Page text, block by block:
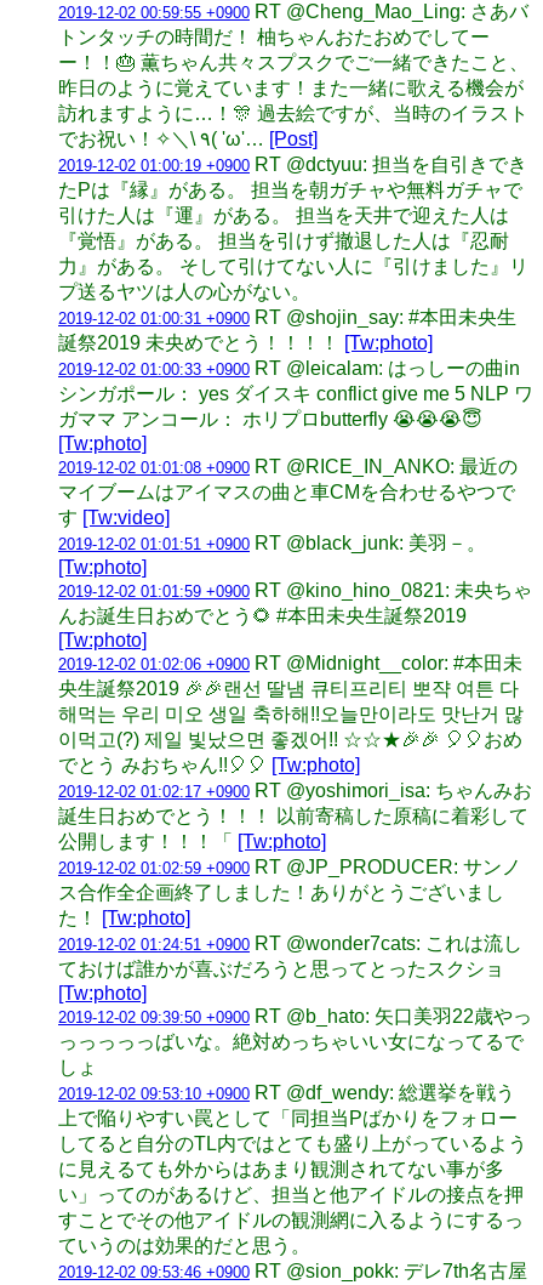
2019-12-02 00:59:55 +0900 RT @Cheng_Mao_Ling: さあバ
トンタッチの時間だ！ 柚ちゃんおたおめでしてー
ー！！🎂 薫ちゃん共々スプスクでご一緒できたこと、
昨日のように覚えています！また一緒に歌える機会が
訪れますように…！🎊 過去絵ですが、当時のイラスト
でお祝い！✧＼\ ٩( 'ω'… [Post]
2019-12-02 01:00:19 +0900 RT @dctyuu: 担当を自引きでき
たPは『縁』がある。 担当を朝ガチャや無料ガチャで
引けた人は『運』がある。 担当を天井で迎えた人は
『覚悟』がある。 担当を引けず撤退した人は『忍耐
力』がある。 そして引けてない人に『引けました』リ
プ送るヤツは人の心がない。
2019-12-02 01:00:31 +0900 RT @shojin_say: #本田未央生
誕祭2019 未央めでとう！！！！
[Tw:photo]
2019-12-02 01:00:33 +0900 RT @leicalam: はっしーの曲in
シンガポール： yes ダイスキ conflict give me 5 NLP ワ
ガママ アンコール： ホリプロbutterfly 😭😭😭😇
[Tw:photo]
2019-12-02 01:01:08 +0900 RT @RICE_IN_ANKO: 最近の
マイブームはアイマスの曲と車CMを合わせるやつで
す [Tw:video]
2019-12-02 01:01:51 +0900 RT @black_junk: 美羽－。
[Tw:photo]
2019-12-02 01:01:59 +0900 RT @kino_hino_0821: 未央ちゃ
んお誕生日おめでとう🌻 #本田未央生誕祭2019
[Tw:photo]
2019-12-02 01:02:06 +0900 RT @Midnight__color: #本田未
央生誕祭2019 🎉🎉랜선 딸냄 큐티프리티 뽀쟉 여튼 다
해먹는 우리 미오 생일 축하해!!오늘만이라도 맛난거 많
이먹고(?) 제일 빛났으면 좋겠어!! ☆☆★🎉🎉 🎈🎈おめ
でとう みおちゃん!!🎈🎈 [Tw:photo]
2019-12-02 01:02:17 +0900 RT @yoshimori_isa: ちゃんみお
誕生日おめでとう！！！ 以前寄稿した原稿に着彩して
公開します！！！「
[Tw:photo]
2019-12-02 01:02:59 +0900 RT @JP_PRODUCER: サンノ
ス合作全企画終了しました！ありがとうございまし
た！
[Tw:photo]
2019-12-02 01:24:51 +0900 RT @wonder7cats: これは流し
ておけば誰かが喜ぶだろうと思ってとったスクショ
[Tw:photo]
2019-12-02 09:39:50 +0900 RT @b_hato: 矢口美羽22歳やっ
っっっっっばいな。絶対めっちゃいい女になってるで
しょ
2019-12-02 09:53:10 +0900 RT @df_wendy: 総選挙を戦う
上で陥りやすい罠として「同担当Pばかりをフォロー
してると自分のTL内ではとても盛り上がっているよう
に見えるても外からはあまり観測されてない事が多
い」ってのがあるけど、担当と他アイドルの接点を押
すことでその他アイドルの観測網に入るようにするっ
ていうのは効果的だと思う。
2019-12-02 09:53:46 +0900 RT @sion_pokk: デレ7th名古屋